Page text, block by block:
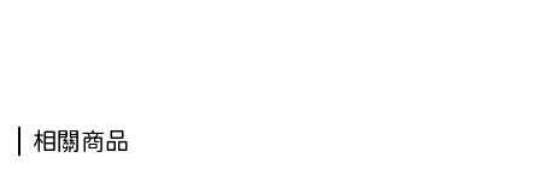
相關商品